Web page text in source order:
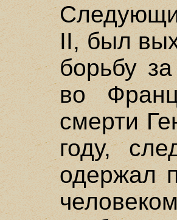
II, был
борьбу
во
смерти
году,
одержал